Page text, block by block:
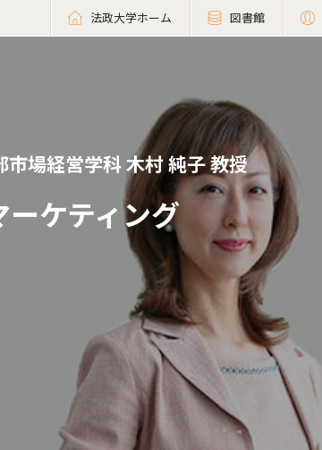
法政大学ホーム 図書館
市場経営学科 木村 純子 教授
ケティング